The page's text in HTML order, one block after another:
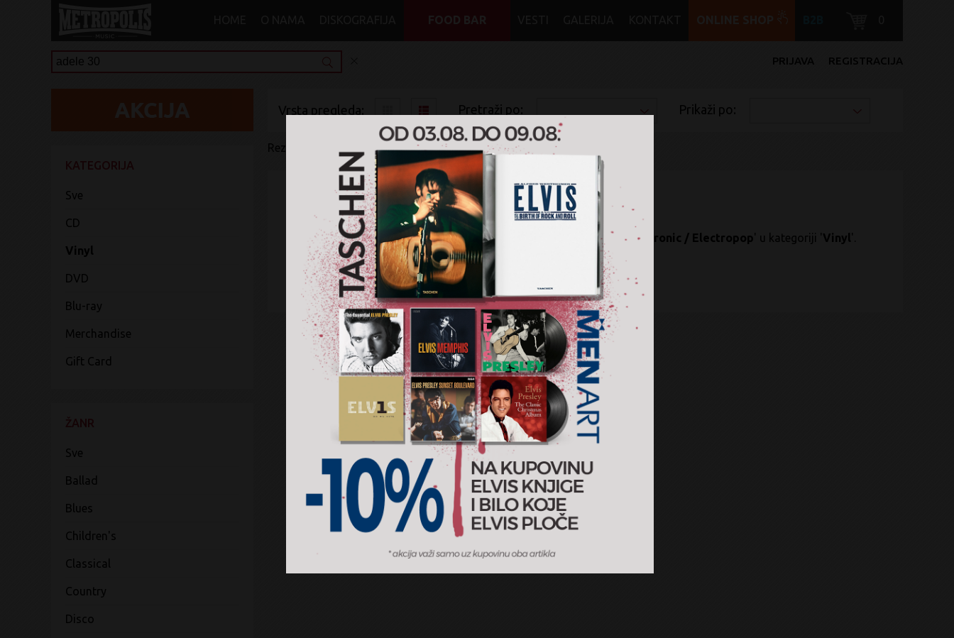
REGISTRACIJA
PRIJAVA
Sve
CD
Vinyl
DVD
Blu-ray
Merchandise
Gift Card
Sve
Ballad
Blues
Children's
Classical
Country
Disco
Vrsta pregleda: Pretraži po: Prikaži po:
Rezultati pretrage: x Electronic x Electropop
Nije pronađen nijedan artikal za pretragu ' ' u žanru 'Electronic / Electropop' u kategoriji 'Vinyl '.